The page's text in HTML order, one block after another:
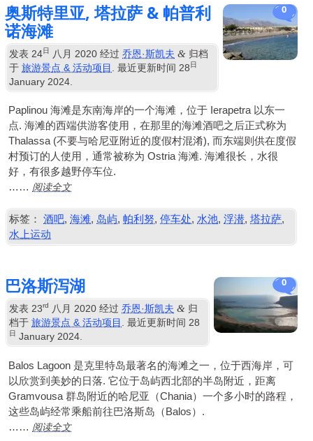
0
奥斯特里亚, 塔拉萨 & 帕普利
诺海滩
发表 24日 八月 2020 经过乔恩·斯凯夫 & 归档
于旅游景点 & 活动项目 . 最近更新时间 28日
January 2024
Paplinou 海滩是东南海岸的一个海滩，位于 Ierapetra 以东一
点. 海滩的西端供游客使用，在那里的海滩酒吧之后正式称为
Thalassa (不要与哈尼亚附近的度假村混淆), 而东端则供在度假
村预订的人使用，通常被称为 Ostria 海滩. 海滩很长，水很
好，有很多越野停车位.
…… 阅读全文
标签： 酒吧,海滩, 岛屿,帕利努,停车处, 水池,浮潜,塔拉萨,
水上运动
0
巴洛斯泻湖
发表 23rd 八月 2020 经过乔恩·斯凯夫 & 归
档于旅游景点 & 活动项目 . 最近更新时间 28
日 January 2024
Balos Lagoon 是克里特岛最著名的海滩之一，位于西海岸，可
以欣赏到美妙的日落. 它位于岛屿西北部的半岛附近，距离
Gramvousa 群岛附近的哈尼亚（Chania）一个多小时的路程，
这些岛屿经常乘船前往巴洛斯岛（Balos）.
…… 阅读全文